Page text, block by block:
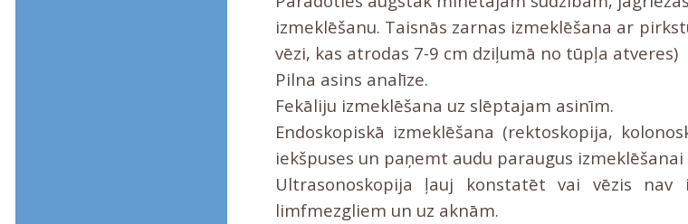
izmeklēšanu. Taisnās zarnas izmeklēšana ar
vēzi, kas atrodas 7-9 cm dziļumā no tūpļa atveres)
Pilna asins analīze.
Fekāliju izmeklēšana uz slēptajam asinīm.
Endoskopiskā izmeklēšana (rektoskopija,
iekšpuses un paņemt audu paraugus izmeklēšanai
Ultrasonoskopija ļauj konstatēt vai vēzis nav
limfmezgliem un uz aknām.